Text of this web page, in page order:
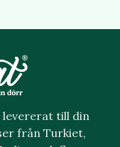
levererat till din
från Turkiet,